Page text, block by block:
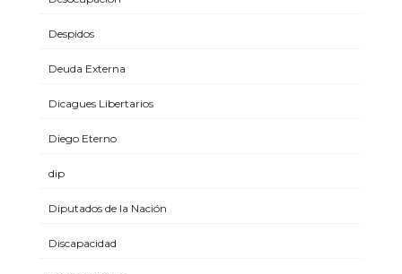
Despidos
Deuda Externa
Dicagues Libertarios
Diego Eterno
dip
Diputados de la Nación
Discapacidad